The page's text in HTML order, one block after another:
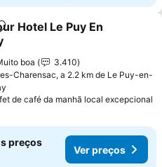
aos favoritos
Hotel Le Puy En
boa
3.410
Charensac, a 2.2 km de Le Puy-en-
de café da manhã local excepcional
preços
Ver preços